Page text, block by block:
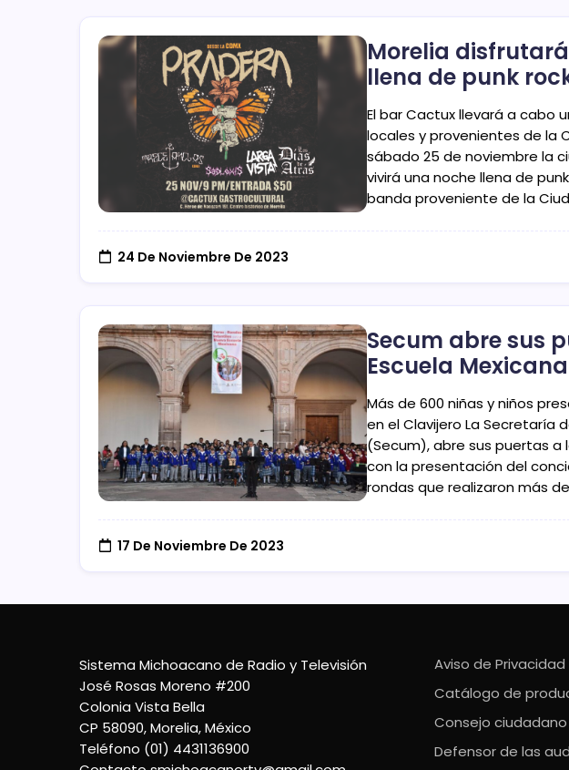
Morelia
llena de punk
El bar Cactux llevará a cabo
locales y provenientes de la
sábado 25 de noviembre la
vivirá una noche llena de
banda proveniente de la
24 De Noviembre De 2023
Secum abre sus
Escuela Mexicana
Más de 600 niñas y niños
en el Clavijero La Secretaría
(Secum), abre sus puertas a
con la presentación del
rondas que realizaron más
17 De Noviembre De 2023
Sistema Michoacano de Radio y Televisión
José Rosas Moreno #200
Colonia Vista Bella
CP 58090, Morelia, México
Teléfono (01) 4431136900
Aviso de Privacidad
Catálogo de
Consejo ciudadano
Defensor de las